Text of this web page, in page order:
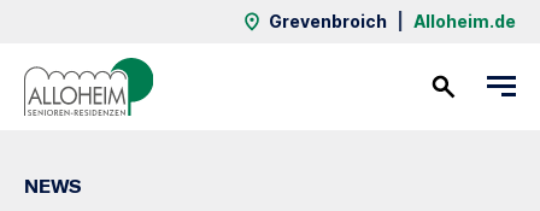
Grevenbroich Alloheim.de
NEWS